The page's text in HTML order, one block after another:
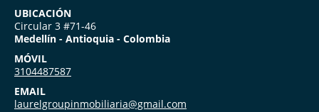
UBICACIÓN
Circular 3 #71-46
Medellín - Antioquia - Colombia
MÓVIL
3104487587
EMAIL
laurelgroupinmobiliaria@gmail.com